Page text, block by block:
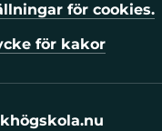
för cookies.
för kakor